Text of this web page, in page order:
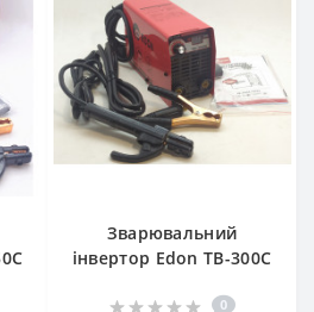
Зварювальний
інвертор Edon TB-300C
0